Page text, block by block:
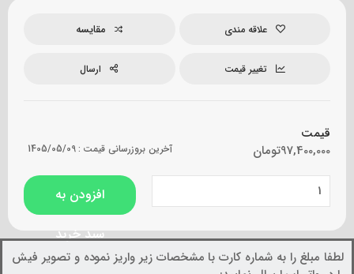
علاقه مندی مقایسه
تغییر قیمت ارسال
قیمت
تومان97,400,000 آخرین بروزرسانی قیمت :1405/05/09
افزودن به
سبد خرید
لطفا مبلغ را به شماره کارت با مشخصات زیر واریز نموده و تصویر فیش